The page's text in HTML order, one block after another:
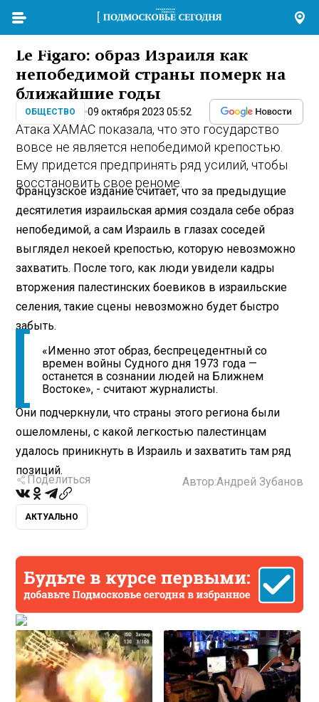
Le Figaro: образ Израиля как
непобедимой страны померк на
ближайшие годы
ОБЩЕСТВО 09 октября 2023 05:52
Атака ХАМАС показала, что это государство
вовсе не является непобедимой крепостью.
Ему придется предпринять ряд усилий, чтобы
восстановить свое реноме.
Французское издание считает, что за предыдущие
десятилетия израильская армия создала себе образ
непобедимой, а сам Израиль в глазах соседей
выглядел некоей крепостью, которую невозможно
захватить. После того, как люди увидели кадры
вторжения палестинских боевиков в израильские
селения, такие сцены невозможно будет быстро
забыть.
«Именно этот образ, беспрецедентный со
времен войны Судного дня 1973 года —
останется в сознании людей на Ближнем
Востоке», - считают журналисты.
Они подчеркнули, что страны этого региона были
ошеломлены, с какой легкостью палестинцам
удалось приникнуть в Израиль и захватить там ряд
позиций.
Поделиться Автор:Андрей Зубанов
АКТУАЛЬНО